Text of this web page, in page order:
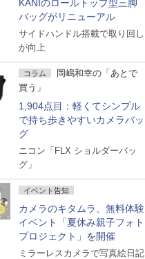
KANIのロールトップ型三脚
バッグがリニューアル
サイドハンドル搭載で取り回し
が向上
コラム
岡嶋和幸の「あとで
買う」
1,904点目：軽くてシンプル
で持ち歩きやすいカメラバッ
グ
ニコン「FLX ショルダーバッ
グ」
イベント告知
カメラのキタムラ、無料体験
イベント「夏休み親子フォト
プロジェクト」を開催
ミラーレスカメラで写真絵日記